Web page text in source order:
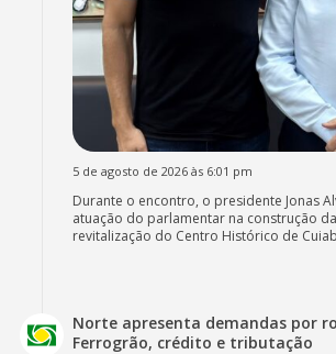
5 de agosto de 2026 às 6:01 pm
Durante o encontro, o presidente Jonas
atuação do parlamentar na construção
revitalização do Centro Histórico de
Norte apresenta demandas por
Ferrogrão, crédito e tributação